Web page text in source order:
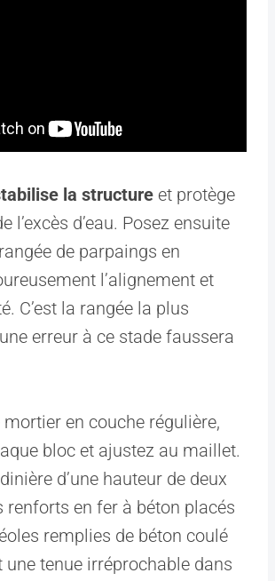
la structure et protège
l’excès d’eau. Posez ensuite
de parpaings en
l’alignement et
C’est la rangée la plus
erreur à ce stade faussera
en couche régulière,
bloc et ajustez au maillet.
d’une hauteur de deux
renforts en fer à béton placés
remplies de béton coulé
une tenue irréprochable dans